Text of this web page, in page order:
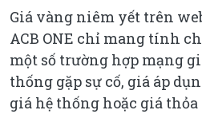
Giá vàng niêm yết trên
ACB ONE chỉ mang tính
một số trường hợp mạng
thống gặp sự cố, giá áp
giá hệ thống hoặc giá